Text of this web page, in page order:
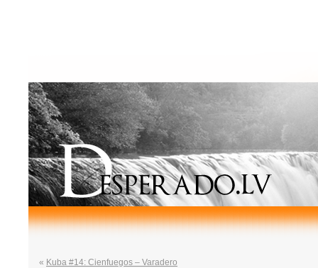
« Kuba #14: Cienfuegos – Varadero